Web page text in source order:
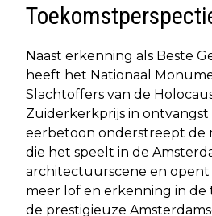
Naast erkenning als Beste
heeft het Nationaal
Slachtoffers van de
Zuiderkerkprijs in
eerbetoon onderstreept de
die het speelt in de
architectuurscene en opent
meer lof en erkenning in de
de prestigieuze